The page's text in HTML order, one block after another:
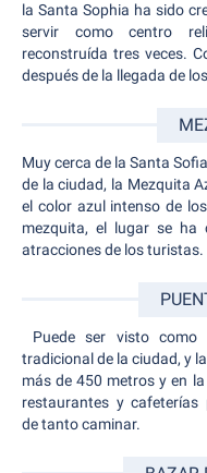
la Santa Sophia ha sido
servir como centro
reconstruída tres veces.
después de la llegada de
Muy cerca de la Santa
de la ciudad, la Mezquita
el color azul intenso de
mezquita, el lugar se ha
atracciones de los turistas.
Puede ser visto como
tradicional de la ciudad, y
más de 450 metros y en
restaurantes y
de tanto caminar.